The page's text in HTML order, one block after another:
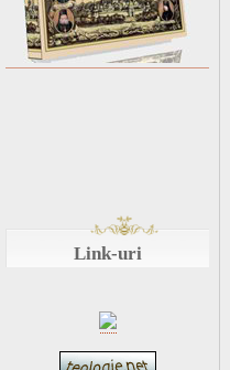
Link-uri